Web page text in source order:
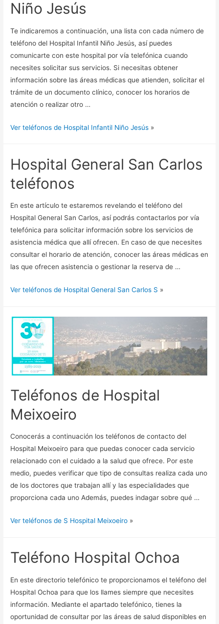
Niño Jesús
Te indicaremos a continuación, una lista con cada número de
teléfono del Hospital Infantil Niño Jesús, así puedes
comunicarte con este hospital por vía telefónica cuando
necesites solicitar sus servicios. Si necesitas obtener
información sobre las áreas médicas que atienden, solicitar el
trámite de un documento clínico, conocer los horarios de
atención o realizar otro …
Ver teléfonos de Hospital Infantil Niño Jesús »
Hospital General San Carlos
teléfonos
En este artículo te estaremos revelando el teléfono del
Hospital General San Carlos, así podrás contactarlos por vía
telefónica para solicitar información sobre los servicios de
asistencia médica que allí ofrecen. En caso de que necesites
consultar el horario de atención, conocer las áreas médicas en
las que ofrecen asistencia o gestionar la reserva de …
Ver teléfonos de Hospital General San Carlos S »
Teléfonos de Hospital
Meixoeiro
Conocerás a continuación los teléfonos de contacto del
Hospital Meixoeiro para que puedas conocer cada servicio
relacionado con el cuidado a la salud que ofrece. Por este
medio, puedes verificar que tipo de consultas realiza cada uno
de los doctores que trabajan allí y las especialidades que
proporciona cada uno Además, puedes indagar sobre qué …
Ver teléfonos de S Hospital Meixoeiro »
Teléfono Hospital Ochoa
En este directorio telefónico te proporcionamos el teléfono del
Hospital Ochoa para que los llames siempre que necesites
información. Mediante el apartado telefónico, tienes la
oportunidad de consultar por las áreas de salud disponibles en